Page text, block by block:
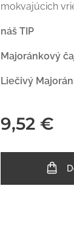
mokvajúcich
náš TIP
Majoránkový
Liečivý
9,52 €